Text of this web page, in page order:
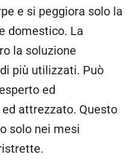
e si peggiora solo la
domestico. La
la soluzione
più utilizzati. Può
ed
attrezzato. Questo
solo nei mesi